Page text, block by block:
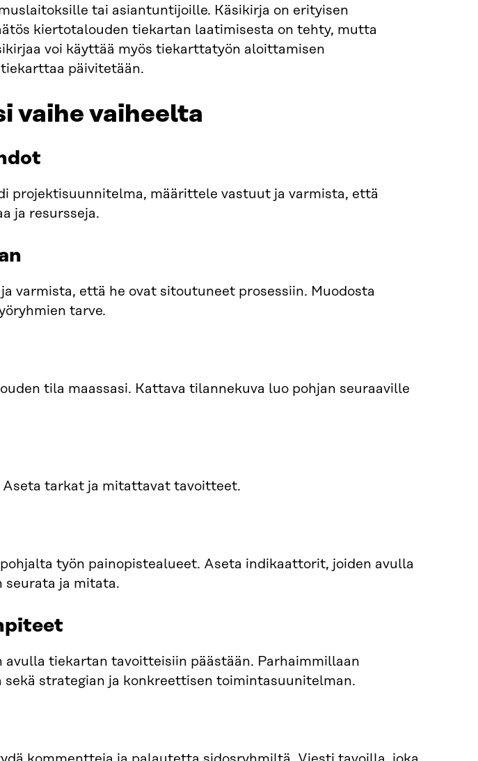
tai asiantuntijoille. Käsikirja on erityisen
kiertotalouden tiekartan laatimisesta on tehty, mutta
voi käyttää myös tiekarttatyön aloittamisen
päivitetään.
vaihe vaiheelta
projektisuunnitelma, määrittele vastuut ja varmista, että
ja resursseja.
varmista, että he ovat sitoutuneet prosessiin. Muodosta
tarve.
tila maassasi. Kattava tilannekuva luo pohjan seuraaville
Aseta tarkat ja mitattavat tavoitteet.
työn painopistealueet. Aseta indikaattorit, joiden avulla
seurata ja mitata.
tiekartan tavoitteisiin päästään. Parhaimmillaan
strategian ja konkreettisen toimintasuunitelman.